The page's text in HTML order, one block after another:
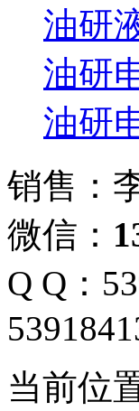
油研
油研
油研
销售：
微信：
Q Q：
当前位